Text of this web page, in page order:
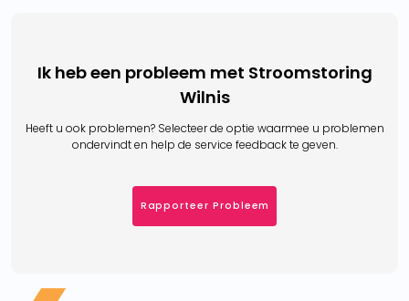
Ik heb een probleem met Stroomstoring
Wilnis
Heeft u ook problemen? Selecteer de optie waarmee u problemen
ondervindt en help de service feedback te geven.
Rapporteer Probleem